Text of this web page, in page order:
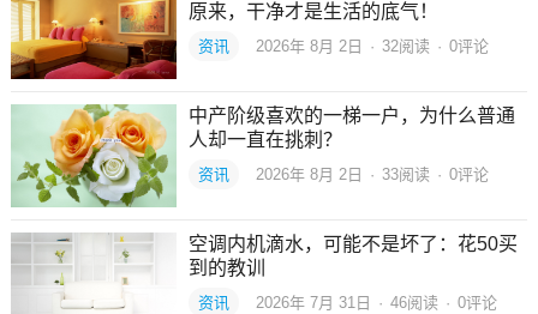
原来，干净才是生活的底气！
资讯 2026年 8月 2日 · 32阅读 · 0评论
中产阶级喜欢的一梯一户，为什么普通
人却一直在挑刺？
资讯 2026年 8月 2日 · 33阅读 · 0评论
空调内机滴水，可能不是坏了：花50买
到的教训
资讯 2026年 7月 31日 · 46阅读 · 0评论